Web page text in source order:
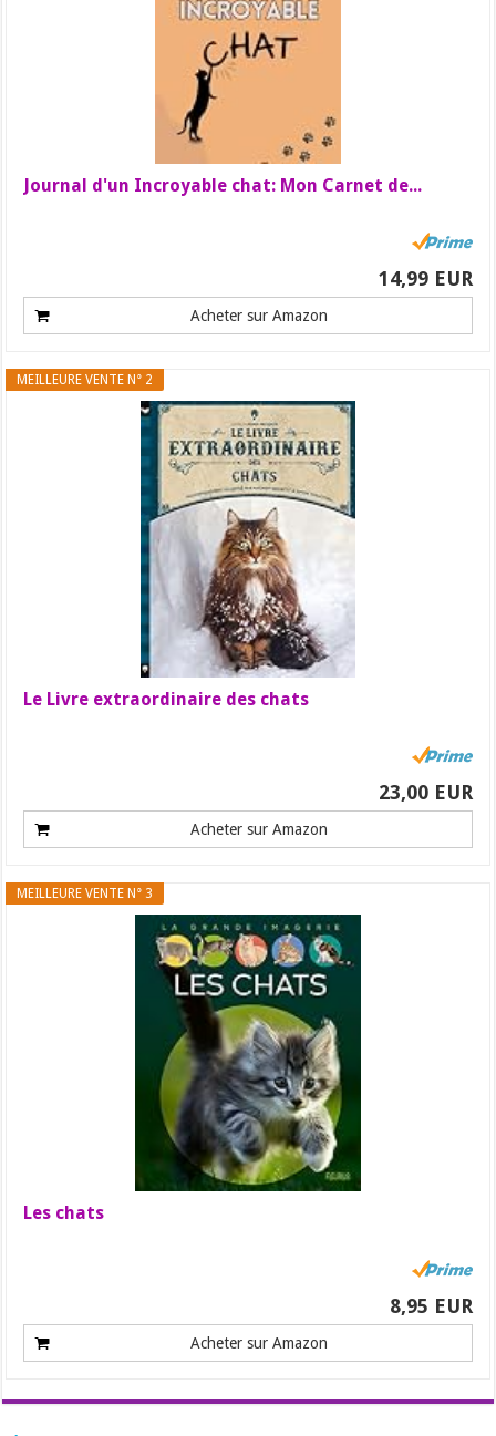
Journal d'un Incroyable chat: Mon Carnet de...
14,99 EUR
Acheter sur Amazon
MEILLEURE VENTE N° 2
Le Livre extraordinaire des chats
23,00 EUR
Acheter sur Amazon
MEILLEURE VENTE N° 3
Les chats
8,95 EUR
Acheter sur Amazon